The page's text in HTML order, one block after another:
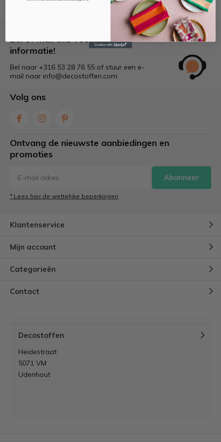
Bel of mail ons voor meer
informatie!
Bel naar +316 53 28 76 55 of stuur een e-
mail naar info@decostoffen.com
Volg ons
Ontvang de nieuwste aanbiedingen en
promoties
Abonneer
* Lees hier de wettelijke beperkingen
Klantenservice
Mijn account
Categorieën
Contact
Decostoffen
Heidestraat
5071 VM
Udenhout